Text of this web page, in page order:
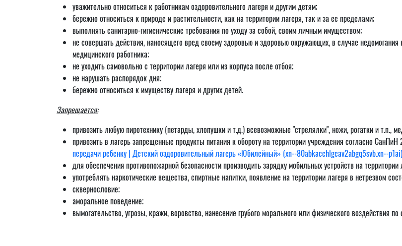
уважительно относиться к работникам оздоровительного лагеря и другим детям;
бережно относиться к природе и растительности, как на территории лагеря, так и за ее пределами;
выполнять санитарно-гигиенические требования по уходу за собой, своим личным имуществом;
не совершать действия, наносящего вред своему здоровью и здоровью окружающих, в случае недомогания
медицинского работника;
не уходить самовольно с территории лагеря или из корпуса после отбоя;
не нарушать распорядок дня;
бережно относиться к имуществу лагеря и других детей.
Запрещается:
привозить любую пиротехнику (петарды, хлопушки и т.д.) всевозможные "стрелялки", ножи, рогатки и т.п.,
привозить в лагерь запрещенные продукты питания к обороту на территории учреждения согласно
передачи ребенку | Детский оздоровительный лагерь «Юбилейный» (xn--80abkacchlgeav2abgq5svb.xn--p1ai)
для обеспечения противопожарной безопасности производить зарядку мобильных устройств на территории
употреблять наркотические вещества, спиртные напитки, появление на территории лагеря в нетрезвом
сквернословие;
аморальное поведение;
вымогательство, угрозы, кражи, воровство, нанесение грубого морального или физического воздействия